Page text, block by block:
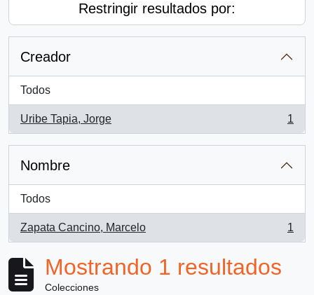
Restringir resultados por:
Creador
Todos
Uribe Tapia, Jorge
, 1 resultados
1
Nombre
Todos
Zapata Cancino, Marcelo
, 1 resultados
1
Mostrando 1 resultados
Colecciones